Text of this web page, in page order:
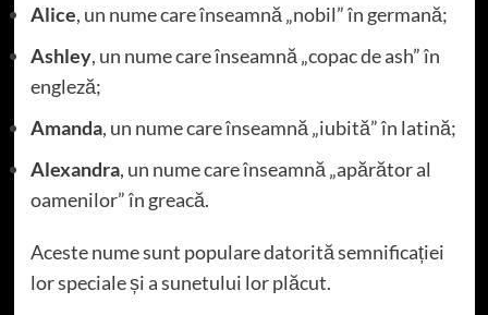
Alice, un nume care înseamnă „nobil” în germană;
Ashley, un nume care înseamnă „copac de ash” în
engleză;
Amanda, un nume care înseamnă „iubită” în latină;
Alexandra, un nume care înseamnă „apărător al
oamenilor” în greacă.
Aceste nume sunt populare datorită semnificației
lor speciale și a sunetului lor plăcut.